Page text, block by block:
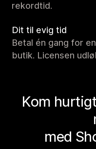
rekordtid.
Dit til evig tid
Betal én gang for
butik. Licensen
Kom
med